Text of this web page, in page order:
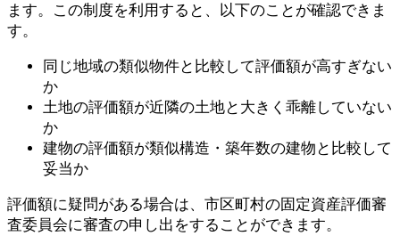
ます。この制度を利用すると、以下のことが確認できま
す。
同じ地域の類似物件と比較して評価額が高すぎない
か
土地の評価額が近隣の土地と大きく乖離していない
か
建物の評価額が類似構造・築年数の建物と比較して
妥当か
評価額に疑問がある場合は、市区町村の固定資産評価審
査委員会に審査の申し出をすることができます。